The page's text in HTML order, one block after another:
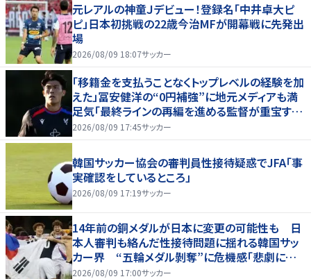
元レアルの神童Ｊデビュー！登録名「中井卓大ピ
ピ」日本初挑戦の22歳今治MFが開幕戦に先発出
場
2026/08/09 18:07サッカー
「移籍金を支払うことなくトップレベルの経験を加
えた」冨安健洋の“0円補強”に地元メディアも満
足気「最終ラインの再編を進める監督が重宝する
柔軟性を備えている」
2026/08/09 17:45サッカー
韓国サッカー協会の審判員性接待疑惑でJFA「事
実確認をしているところ」
2026/08/09 17:19サッカー
14年前の銅メダルが日本に変更の可能性も 日
本人審判も絡んだ性接待問題に揺れる韓国サッ
カー界 “五輪メダル剝奪”に危機感「悲劇に見
舞われる」
2026/08/09 17:00サッカー